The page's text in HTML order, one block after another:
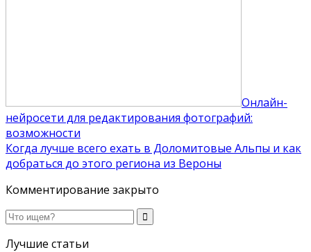
Онлайн-
нейросети для редактирования фотографий:
возможности
Когда лучше всего ехать в Доломитовые Альпы и как
добраться до этого региона из Вероны
Комментирование закрыто
Лучшие статьи